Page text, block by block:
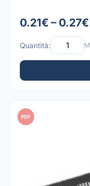
0.21€ – 0.27€
Quantità:
PDF